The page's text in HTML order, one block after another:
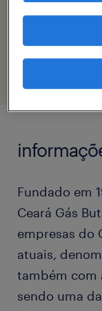
eTalent_JP-
Fundado em
Ceará Gás
empresas do
atuais,
também com
sendo uma